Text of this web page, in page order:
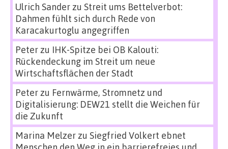
Ulrich Sanderzu Streit ums Bettelverbot:
Dahmen fühlt sich durch Rede von
Karacakurtoglu angegriffen
Peterzu IHK-Spitze bei OB Kalouti:
Rückendeckung im Streit um neue
Wirtschaftsflächen der Stadt
Peterzu Fernwärme, Stromnetz und
Digitalisierung: DEW21 stellt die Weichen für
die Zukunft
Marina Melzerzu Siegfried Volkert ebnet